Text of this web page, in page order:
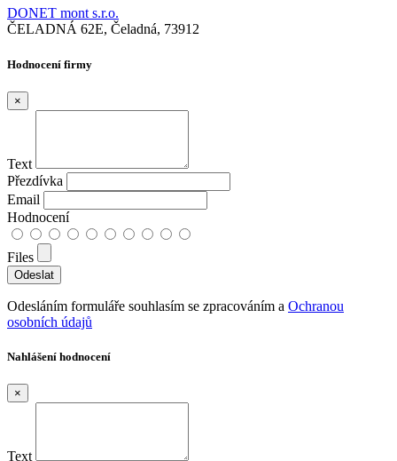
DONET mont s.r.o.
ČELADNÁ 62E, Čeladná, 73912
Hodnocení firmy
×
Text
Přezdívka
Email
Hodnocení
Files
Odesláním formuláře souhlasím se zpracováním a Ochranou
osobních údajů
Nahlášení hodnocení
×
Text